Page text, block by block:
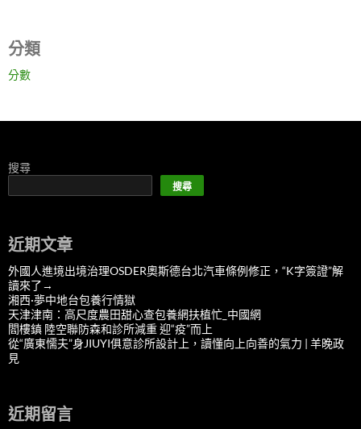
分類
分數
搜尋
搜尋
近期文章
外國人進境出境治理OSDER奧斯德台北汽車條例修正，“K字簽證”解
讀來了→
湘西·夢中地台包養行情獄
天津津南：高尺度農田甜心查包養網扶植忙_中國網
閻樓鎮 陸空聯防森和診所減重 迎“疫”而上
從“廣東懦夫”身JIUYI俱意診所設計上，讀懂向上向善的氣力 | 羊晚政
見
近期留言